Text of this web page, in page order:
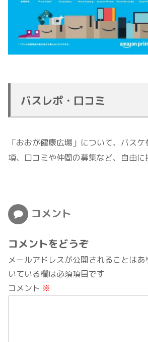
バスレポ・口コミ
「おおが健康広場」について、バス
項、口コミや仲間の募集など、自由に
コメント
コメントをどうぞ
メールアドレスが公開されることはあ
いている欄は必須項目です
コメント ※